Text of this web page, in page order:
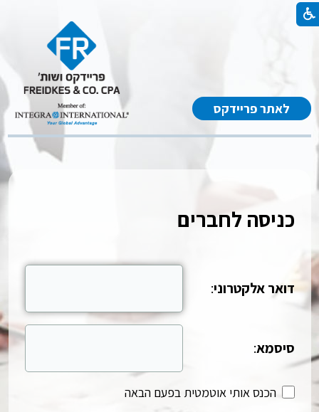
לאתר פריידקס
כניסה לחברים
דואר אלקטרוני:
סיסמא:
הכנס אותי אוטמטית בפעם הבאה